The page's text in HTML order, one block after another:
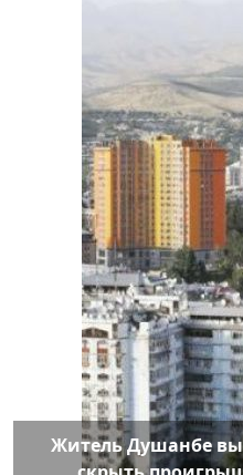
Житель Душанбе